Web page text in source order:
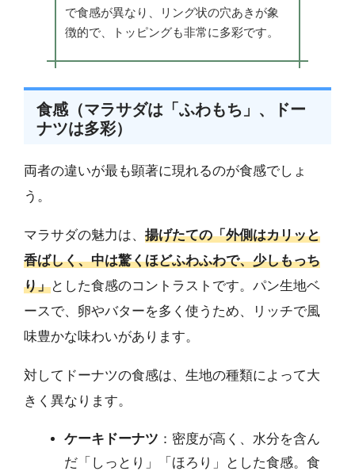
で食感が異なり、リング状の穴あきが象
徴的で、トッピングも非常に多彩です。
食感（マラサダは「ふわもち」、ドー
ナツは多彩）
両者の違いが最も顕著に現れるのが食感でしょ
う。
マラサダの魅力は、 揚げたての「外側はカリッと
香ばしく、中は驚くほどふわふわで、少しもっち
り」とした食感のコントラストです。パン生地ベ
ースで、卵やバターを多く使うため、リッチで風
味豊かな味わいがあります。
対してドーナツの食感は、生地の種類によって大
きく異なります。
ケーキドーナツ ：密度が高く、水分を含ん
だ「しっとり」「ほろり」とした食感。食